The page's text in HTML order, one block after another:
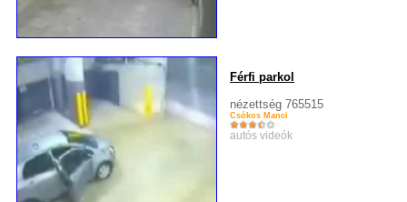
Férfi parkol
nézettség 765515
Csókos Manci
autós videók